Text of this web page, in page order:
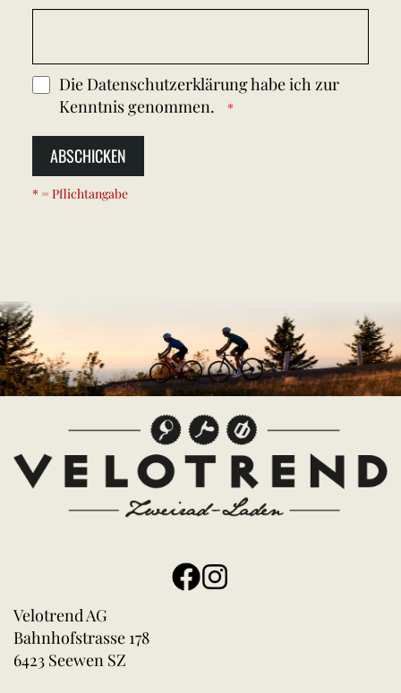
Die Datenschutzerklärunghabe ich zur
Kenntnis genommen.
ABSCHICKEN
* = Pflichtangabe
Velotrend AG
Bahnhofstrasse 178
6423 Seewen SZ